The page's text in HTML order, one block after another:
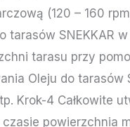
(120 – 160
tarasów SNEKKAR
tarasu przy
Oleju do tarasów
Krok-4 Całkowite
czasie powierzchnia